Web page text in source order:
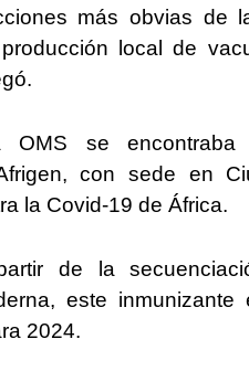
más obvias de
local de
se
con sede en
la Covid-19 de África.
de la
este
2024.